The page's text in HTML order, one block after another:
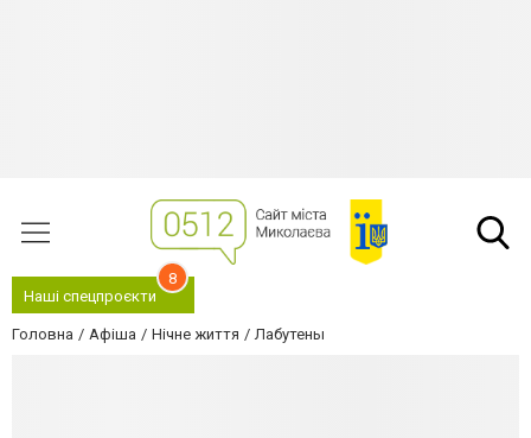
Наші спецпроєкти
8
Головна Афіша Нічне життя Лабутены